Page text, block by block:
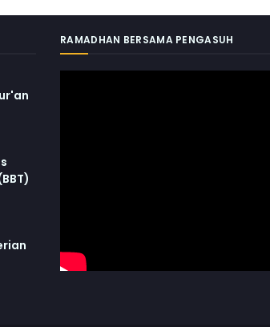
RAMADHAN BERSAMA PENGASUH